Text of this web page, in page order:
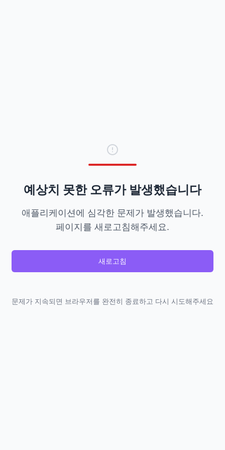
예상치 못한 오류가 발생했습니다
애플리케이션에 심각한 문제가 발생했습니다.
페이지를 새로고침해주세요.
새로고침
문제가 지속되면 브라우저를 완전히 종료하고 다시 시도해주세요